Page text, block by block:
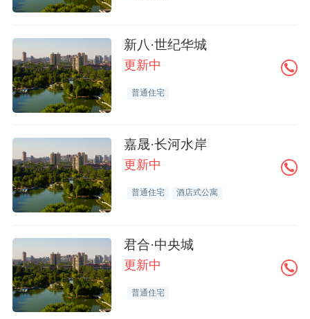
新八·世纪华城
更新中
普通住宅
嘉晟·长河水岸
更新中
普通住宅 酒店式公寓
君合·中央城
更新中
普通住宅